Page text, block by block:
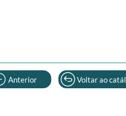
Anterior Voltar ao